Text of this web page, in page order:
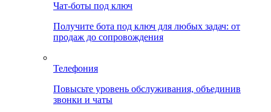
Чат-боты под ключ
Получите бота под ключ для любых задач: от
продаж до сопровождения
Телефония
Повысьте уровень обслуживания, объединив
звонки и чаты